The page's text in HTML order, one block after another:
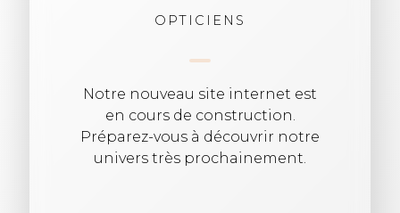
OPTICIENS
Notre nouveau site internet est
en cours de construction.
Préparez-vous à découvrir notre
univers très prochainement.